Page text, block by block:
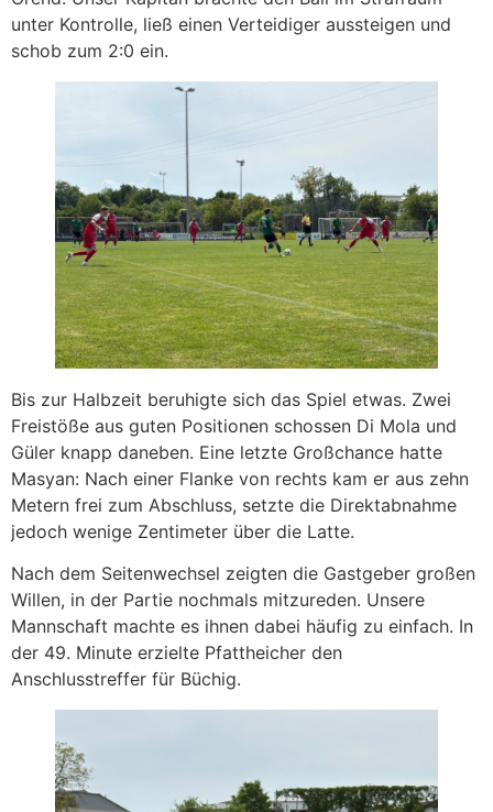
unter Kontrolle, ließ einen Verteidiger aussteigen und
schob zum 2:0 ein.
Bis zur Halbzeit beruhigte sich das Spiel etwas. Zwei
Freistöße aus guten Positionen schossen Di Mola und
Güler knapp daneben. Eine letzte Großchance hatte
Masyan: Nach einer Flanke von rechts kam er aus zehn
Metern frei zum Abschluss, setzte die Direktabnahme
jedoch wenige Zentimeter über die Latte.
Nach dem Seitenwechsel zeigten die Gastgeber großen
Willen, in der Partie nochmals mitzureden. Unsere
Mannschaft machte es ihnen dabei häufig zu einfach. In
der 49. Minute erzielte Pfattheicher den
Anschlusstreffer für Büchig.